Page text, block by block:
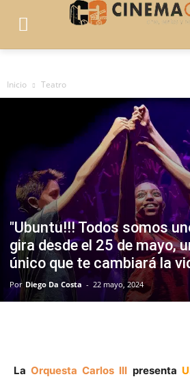
Inicio Teatro
"Ubuntu!!! Todos somos
gira desde el 25 de mayo,
único que te cambiará la
Por Diego Da Costa - 22 mayo, 2024
LaOrquesta Carlos III presenta